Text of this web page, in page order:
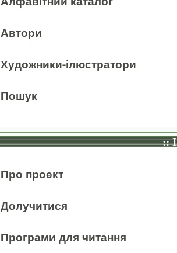
Автори
Художники-ілюстратори
Пошук
::
Про проект
Долучитися
Програми для читання